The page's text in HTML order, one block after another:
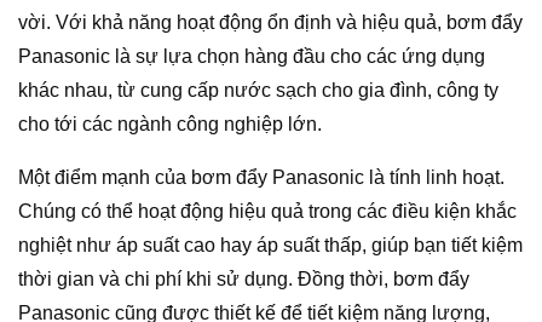
vời. Với khả năng hoạt động ổn định và hiệu quả, bơm đẩy
Panasonic là sự lựa chọn hàng đầu cho các ứng dụng
khác nhau, từ cung cấp nước sạch cho gia đình, công ty
cho tới các ngành công nghiệp lớn.
Một điểm mạnh của bơm đẩy Panasonic là tính linh hoạt.
Chúng có thể hoạt động hiệu quả trong các điều kiện khắc
nghiệt như áp suất cao hay áp suất thấp, giúp bạn tiết kiệm
thời gian và chi phí khi sử dụng. Đồng thời, bơm đẩy
Panasonic cũng được thiết kế để tiết kiệm năng lượng,